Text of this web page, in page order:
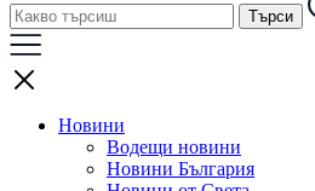
Новини
Водещи новини
Новини България